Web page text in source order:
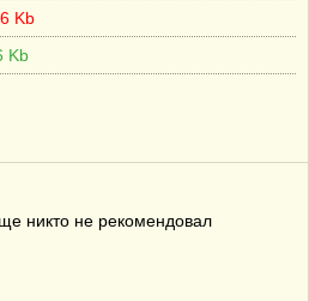
Kb
Kb
никто не рекомендовал